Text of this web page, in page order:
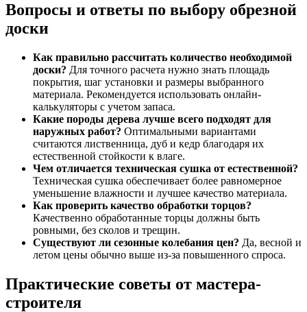
Вопросы и ответы по выбору обрезной
доски
Как правильно рассчитать количество необходимой
доски? Для точного расчета нужно знать площадь
покрытия, шаг установки и размеры выбранного
материала. Рекомендуется использовать онлайн-
калькуляторы с учетом запаса.
Какие породы дерева лучше всего подходят для
наружных работ? Оптимальными вариантами
считаются лиственница, дуб и кедр благодаря их
естественной стойкости к влаге.
Чем отличается техническая сушка от естественной?
Техническая сушка обеспечивает более равномерное
уменьшение влажности и лучшее качество материала.
Как проверить качество обработки торцов?
Качественно обработанные торцы должны быть
ровными, без сколов и трещин.
Существуют ли сезонные колебания цен? Да, весной и
летом цены обычно выше из-за повышенного спроса.
Практические советы от мастера-
строителя